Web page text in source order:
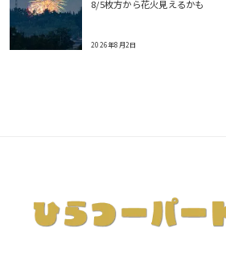
8/5枚方から花火見えるかも
2026年8月2日